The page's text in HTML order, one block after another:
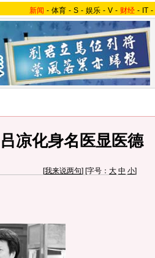
新闻 - 体育 - S - 娱乐 - V - 财经 - IT -
凉化身名医显医德
[我来说两句] [字号： 大 中 小]